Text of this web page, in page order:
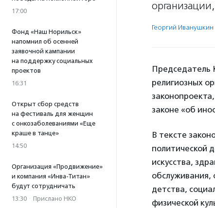
17:00
Фонд «Наш Норильск»
напомнил об осенней
заявочной кампании
на поддержку социальных
проектов
16:31
Открыт сбор средств
на фестиваль для женщин
с онкозаболеваниями «Еще
краше в танце»
14:50
Организация «Продвижение»
и компания «Инва-Титан»
будут сотрудничать
13:30 · Прислано НКО
Георгий Иванушкин
Председатель
религиозных
законе «об
В тексте
политической
искусства,
детства,
физической